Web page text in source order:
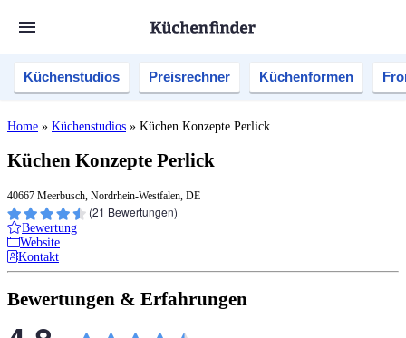
Küchenstudios Preisrechner Küchenformen
Home » Küchenstudios » Küchen Konzepte Perlick
Küchen Konzepte Perlick
40667 Meerbusch, Nordrhein-Westfalen, DE
(21 Bewertungen)
Bewertung
Website
Kontakt
Bewertungen & Erfahrungen